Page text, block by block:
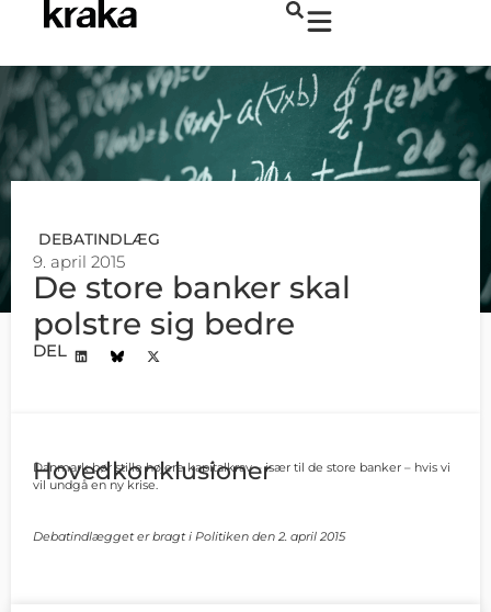
DEBATINDLÆG
9. april 2015
De store banker skal
polstre sig bedre
DEL
Hovedkonklusioner
Danmark bør stille højere kapitalkrav – især til de store banker – hvis vi
vil undgå en ny krise.
Debatindlægget er bragt i Politiken den 2. april 2015